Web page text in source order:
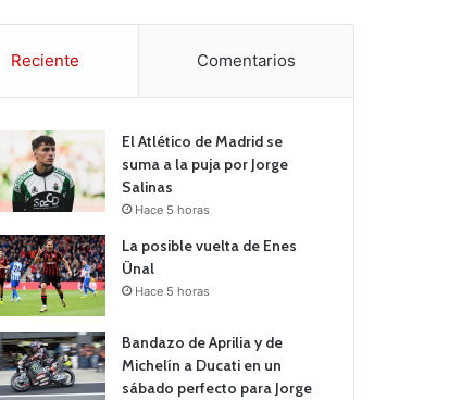
Reciente Comentarios
El Atlético de Madrid se
suma a la puja por Jorge
Salinas
Hace 5 horas
La posible vuelta de Enes
Ünal
Hace 5 horas
Bandazo de Aprilia y de
Michelín a Ducati en un
sábado perfecto para Jorge